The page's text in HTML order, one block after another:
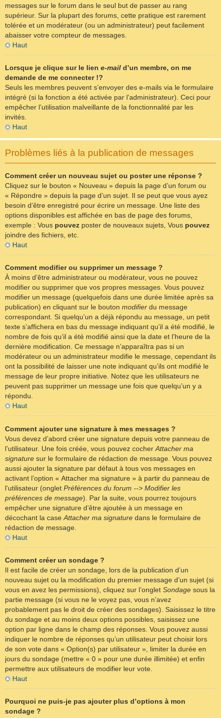
messages sur le forum dans le seul but de passer au rang
supérieur. Sur la plupart des forums, cette pratique est rarement
tolérée et un modérateur (ou un administrateur) peut facilement
abaisser votre compteur de messages.
Haut
Lorsque je clique sur le lien e-mail d’un membre, on me
demande de me connecter !?
Seuls les membres peuvent s’envoyer des e-mails via le formulaire
intégré (si la fonction a été activée par l’administrateur). Ceci pour
empêcher l’utilisation malveillante de la fonctionnalité par les
invités.
Haut
Problèmes liés à la publication de messages
Comment créer un nouveau sujet ou poster une réponse ?
Cliquez sur le bouton « Nouveau » depuis la page d’un forum ou
« Répondre » depuis la page d’un sujet. Il se peut que vous ayez
besoin d’être enregistré pour écrire un message. Une liste des
options disponibles est affichée en bas de page des forums,
exemple : Vous pouvez poster de nouveaux sujets, Vous pouvez
joindre des fichiers, etc.
Haut
Comment modifier ou supprimer un message ?
À moins d’être administrateur ou modérateur, vous ne pouvez
modifier ou supprimer que vos propres messages. Vous pouvez
modifier un message (quelquefois dans une durée limitée après sa
publication) en cliquant sur le bouton modifier du message
correspondant. Si quelqu’un a déjà répondu au message, un petit
texte s’affichera en bas du message indiquant qu’il a été modifié, le
nombre de fois qu’il a été modifié ainsi que la date et l’heure de la
dernière modification. Ce message n’apparaîtra pas si un
modérateur ou un administrateur modifie le message, cependant ils
ont la possibilité de laisser une note indiquant qu’ils ont modifié le
message de leur propre initiative. Notez que les utilisateurs ne
peuvent pas supprimer un message une fois que quelqu’un y a
répondu.
Haut
Comment ajouter une signature à mes messages ?
Vous devez d’abord créer une signature depuis votre panneau de
l’utilisateur. Une fois créée, vous pouvez cocher Attacher ma
signature sur le formulaire de rédaction de message. Vous pouvez
aussi ajouter la signature par défaut à tous vos messages en
activant l’option « Attacher ma signature » à partir du panneau de
l’utilisateur (onglet Préférences du forum --> Modifier les
préférences de message). Par la suite, vous pourrez toujours
empêcher une signature d’être ajoutée à un message en
décochant la case Attacher ma signature dans le formulaire de
rédaction de message.
Haut
Comment créer un sondage ?
Il est facile de créer un sondage, lors de la publication d’un
nouveau sujet ou la modification du premier message d’un sujet (si
vous en avez les permissions), cliquez sur l’onglet Sondage sous la
partie message (si vous ne le voyez pas, vous n’avez
probablement pas le droit de créer des sondages). Saisissez le titre
du sondage et au moins deux options possibles, saisissez une
option par ligne dans le champ des réponses. Vous pouvez aussi
indiquer le nombre de réponses qu’un utilisateur peut choisir lors
de son vote dans « Option(s) par utilisateur », limiter la durée en
jours du sondage (mettre « 0 » pour une durée illimitée) et enfin
permettre aux utilisateurs de modifier leur vote.
Haut
Pourquoi ne puis-je pas ajouter plus d’options à mon
sondage ?